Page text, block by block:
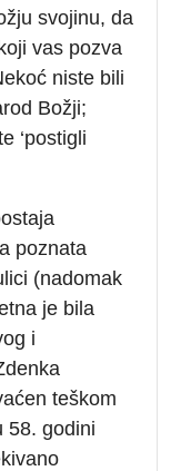
svojinu, da
vas pozva
niste bili
Božji;
‘postigli
poznata
(nadomak
je bila
i
teškom
58. godini